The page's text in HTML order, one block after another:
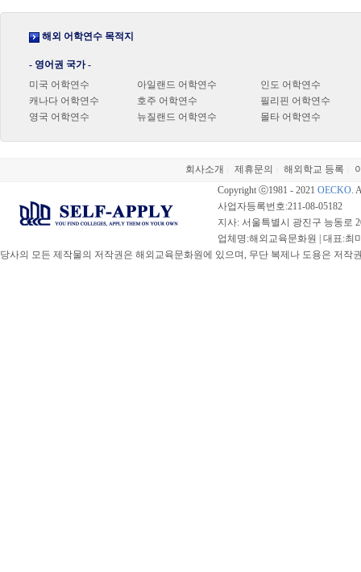
해외 어학연수 목적지
- 영어권 국가 -
미국 어학연수
캐나다 어학연수
영국 어학연수
아일랜드 어학연수
호주 어학연수
뉴질랜드 어학연수
인도 어학연수
필리핀 어학연수
몰타 어학연수
회사소개 제휴문의 해외학교 등록
Copyright ⓒ1981 - 2021 OECKO.
사업자등록번호:211-08-05182
지사: 서울특별시 광진구 능동로
업체명:해외교육문화원 | 대표:최
당사의 모든 제작물의 저작권은 해외교육문화원에 있으며, 무단 복제나 도용은 저